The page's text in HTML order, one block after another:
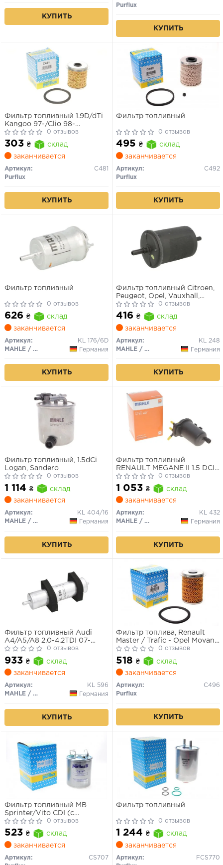
КУПИТЬ
Purflux
КУПИТЬ
Фильтр топливный 1.9D/dTi
Kangoo 97-/Clio 98-
05/Megane 96-03 (Lucas)
0 отзывов
303 ₴
склад
заканчивается
Артикул:
C481
Purflux
КУПИТЬ
Фильтр топливный
0 отзывов
495 ₴
склад
заканчивается
Артикул:
C492
Purflux
КУПИТЬ
Фильтр топливный
0 отзывов
626 ₴
склад
заканчивается
Артикул:
KL 176/6D
MAHLE / KNECHT
Германия
КУПИТЬ
Фильтр топливный Citroen,
Peugeot, Opel, Vauxhall,
Fiat/Lancia, Smart
0 отзывов
416 ₴
склад
заканчивается
Артикул:
KL 248
MAHLE / KNECHT
Германия
КУПИТЬ
Фильтр топливный, 1.5dCi
Logan, Sandero
0 отзывов
1 114 ₴
склад
заканчивается
Артикул:
KL 404/16
MAHLE / KNECHT
Германия
КУПИТЬ
Фильтр топливный
RENAULT MEGANE II 1.5 DCI
02- (пр-во KNECHT-MAHLE)
0 отзывов
1 053 ₴
склад
заканчивается
Артикул:
KL 432
MAHLE / KNECHT
Германия
КУПИТЬ
Фильтр топливный Audi
A4/A5/A8 2.0-4.2TDI 07-
WF8412WIX, WK 6003,
H326WK, F 026 402 068, PX
FCS754, 8K0 127 400A
0 отзывов
933 ₴
склад
заканчивается
Артикул:
KL 596
MAHLE / KNECHT
Германия
КУПИТЬ
Фильтр топлива, Renault
Master / Trafic - Opel Movano
/ Vivaro, 1.9-2.2-2.5 DCI/DTI,
2001>
0 отзывов
518 ₴
склад
заканчивается
Артикул:
C496
Purflux
КУПИТЬ
Фильтр топливный MB
Sprinter/Vito CDI (с
подогревом) WF8274WIX,
F026402044, WK 84218,
H167WK, PXCS707
0 отзывов
523 ₴
склад
заканчивается
Артикул:
CS707
Фильтр топливный
0 отзывов
1 244 ₴
склад
заканчивается
Артикул:
FCS770